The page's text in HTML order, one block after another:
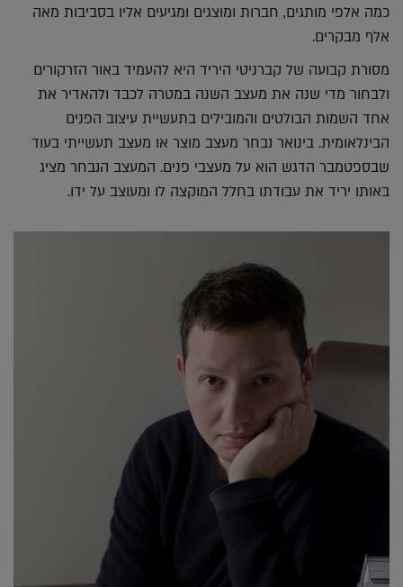
כמה אלפי מותגים, חברות ומוצגים ומגיעים אליו בסביבות מאה
אלף מבקרים.
מסורת קבועה של קברניטי היריד היא להעמיד באור הזרקורים
ולבחור מדי שנה את מעצב השנה במטרה לכבד ולהאדיר את
אחד השמות הבולטים והמובילים בתעשיית עיצוב הפנים
הבינלאומית. בינואר נבחר מעצב מוצר או מעצב תעשייתי בעוד
שבספטמבר הדגש הוא על מעצבי פנים. המעצב הנבחר מציג
באותו יריד את עבודתו בחלל המוקצה לו ומעוצב על ידו.